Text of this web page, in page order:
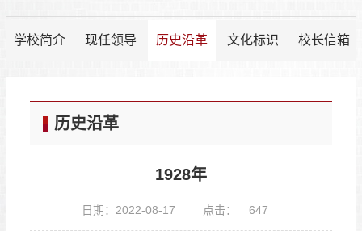
学校简介 现任领导 历史沿革 文化标识 校长信箱
历史沿革
1928年
日期：2022-08-17 点击： 647